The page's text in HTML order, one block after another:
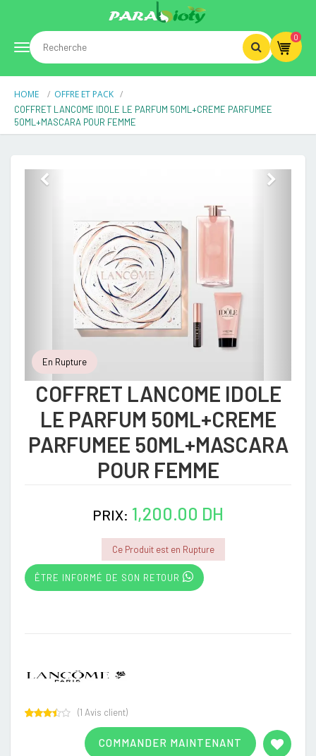
Toggle
navigation
0
HOME OFFRE ET PACK
COFFRET LANCOME IDOLE LE PARFUM 50ML+CREME PARFUMEE
50ML+MASCARA POUR FEMME
En Rupture
COFFRET LANCOME IDOLE
LE PARFUM 50ML+CREME
PARFUMEE 50ML+MASCARA
POUR FEMME
PRIX: 1,200.00 DH
Ce Produit est en Rupture
ÊTRE INFORMÉ DE SON RETOUR
COMMANDER MAINTENANT
(1 Avis client)